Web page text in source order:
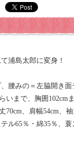
浦島太郎に変身！
腰みの＝左脇開き面
いまで、胸囲102cm
70cm、肩幅54cm、
ル65％・綿35％、